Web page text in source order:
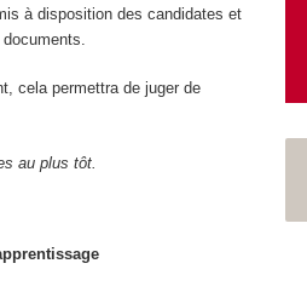
à disposition des candidates et
cela permettra de juger de
au plus tôt.